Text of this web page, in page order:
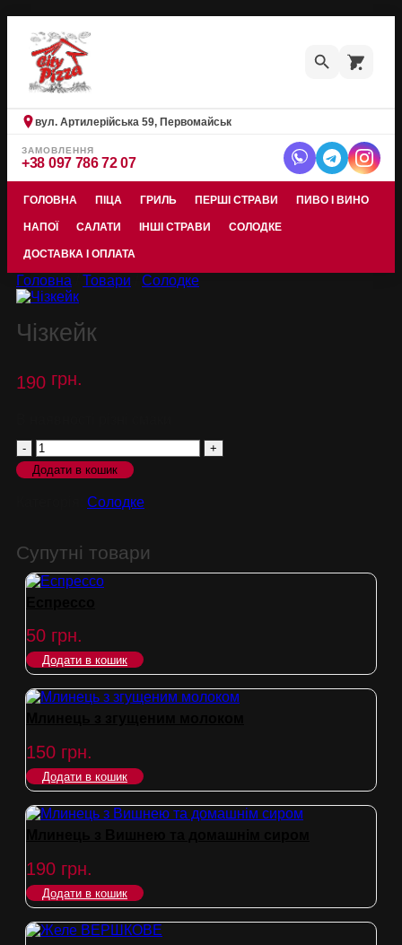
content
вул. Артилерійська 59, Первомайськ
ЗАМОВЛЕННЯ
+38 097 786 72 07
ГОЛОВНА ПІЦА ГРИЛЬ ПЕРШІ СТРАВИ ПИВО І ВИНО
НАПОЇ САЛАТИ ІНШІ СТРАВИ СОЛОДКЕ
ДОСТАВКА І ОПЛАТА
Головна Товари Солодке
Чізкейк
190 грн.
Чізкейк
Додати в кошик
Солодке
Супутні товари
50 грн.
Додати в кошик
150 грн.
Додати в кошик
190 грн.
Додати в кошик